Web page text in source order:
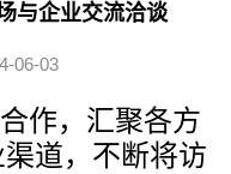
与企业交流洽谈
06-03
作，汇聚各方
道，不断将访